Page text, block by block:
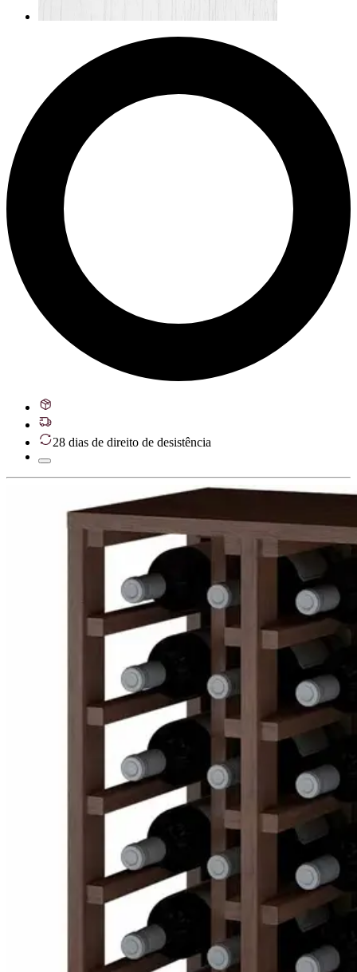
28 dias de direito de desistência